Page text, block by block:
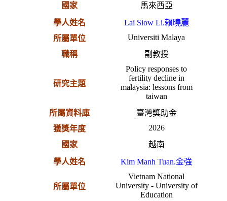
國家
馬來西亞
學人姓名
Lai Siow Li.賴曉麗
所屬單位
Universiti Malaya
職稱
副教授
研究主題
Policy responses to
fertility decline in
malaysia: lessons from
taiwan
所屬資料庫
臺灣獎助金
獲獎年度
2026
國家
越南
學人姓名
Kim Manh Tuan.金強
所屬單位
Vietnam National
University - University of
Education